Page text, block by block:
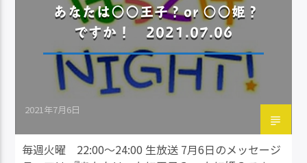
あなたは○○王子？or ○○姫？
ですか！ 2021.07.06
2021年7月6日
毎週火曜 22:00～24:00 生放送 7月6日のメッセージ